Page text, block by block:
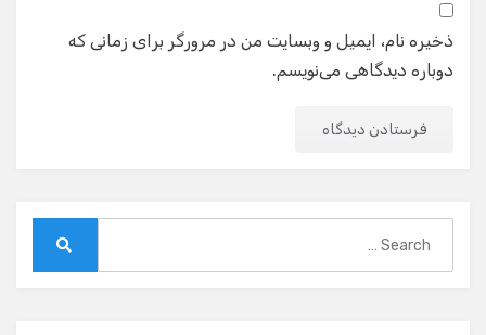
ذخیره نام، ایمیل و وبسایت من در مرورگر برای زمانی که
دوباره دیدگاهی می‌نویسم.